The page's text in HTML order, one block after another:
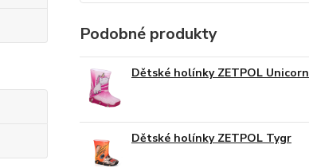
Podobné produkty
Dětské holínky ZETPOL Unicorn
Dětské holínky ZETPOL Tygr